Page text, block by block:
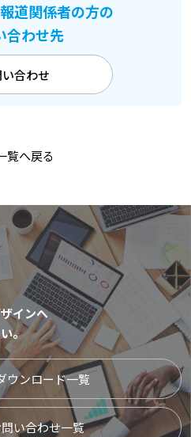
道関係者の方の
合わせ先
合わせ
覧へ戻る
インへ
。
ウンロード一覧
問い合わせ一覧